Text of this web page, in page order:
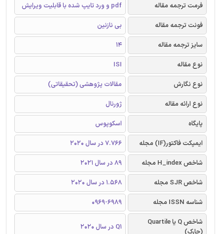
فرمت ترجمه مقاله
pdf و ورد تایپ شده با قابلیت ویرایش
فونت ترجمه مقاله
بی نازنین
سایز ترجمه مقاله
14
نوع مقاله
ISI
نوع نگارش
مقالات پژوهشی (تحقیقاتی)
نوع ارائه مقاله
ژورنال
پایگاه
اسکوپوس
ایمپکت فاکتور(IF) مجله
7.766 در سال 2020
شاخص H_index مجله
89 در سال 2021
شاخص SJR مجله
1.568 در سال 2020
شناسه ISSN مجله
0969-6989
شاخص Q یا Quartile
(چارک)
Q1 در سال 2020